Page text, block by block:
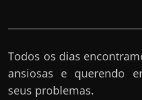
Todos os dias
ansiosas e querendo
seus problemas.